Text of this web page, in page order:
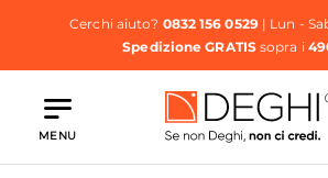
Cerchi aiuto? 0832 156 0529| Lun -
Spedizione GRATISsopra i
MENU